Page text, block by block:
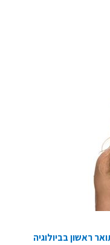
ראשון בביולוגיה